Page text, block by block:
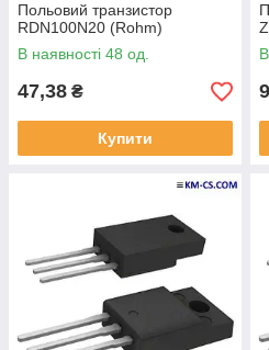
Польовий транзистор
RDN100N20 (Rohm)
В наявності 48 од.
47,38 ₴
Купити